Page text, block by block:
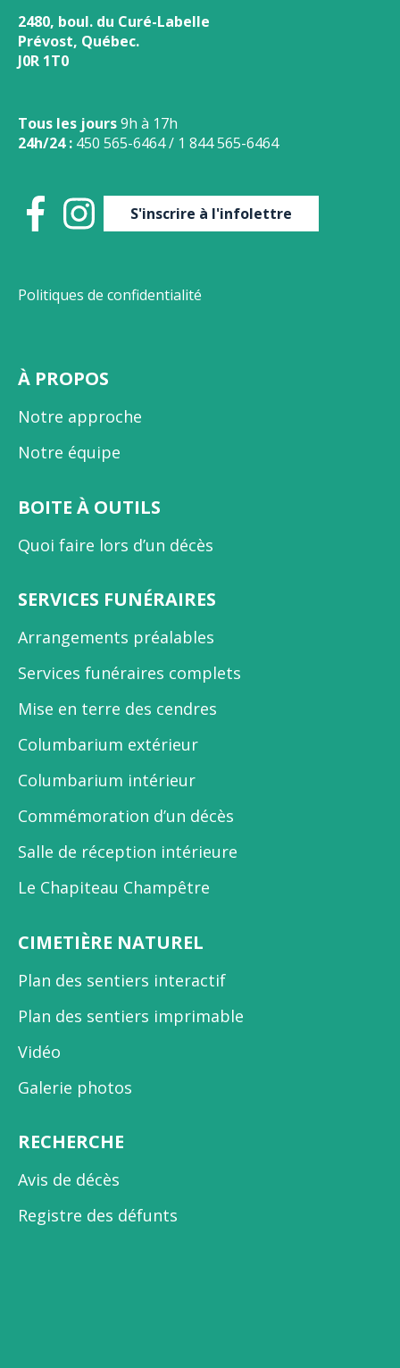
2480, boul. du Curé-Labelle
Prévost, Québec.
J0R 1T0
Tous les jours9h à 17h
24h/24 : 450 565-6464/ 1 844 565-6464
S'inscrire à l'infolettre
Politiques de confidentialité
À PROPOS
Notre approche
Notre équipe
BOITE À OUTILS
Quoi faire lors d’un décès
SERVICES FUNÉRAIRES
Arrangements préalables
Services funéraires complets
Mise en terre des cendres
Columbarium extérieur
Columbarium intérieur
Commémoration d’un décès
Salle de réception intérieure
Le Chapiteau Champêtre
CIMETIÈRE NATUREL
Plan des sentiers interactif
Plan des sentiers imprimable
Vidéo
Galerie photos
RECHERCHE
Avis de décès
Registre des défunts